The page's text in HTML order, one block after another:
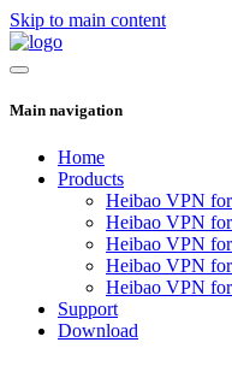
Skip to main content
Main navigation
Home
Products
Heibao VPN
Heibao VPN
Heibao VPN
Heibao VPN
Heibao VPN
Support
Download